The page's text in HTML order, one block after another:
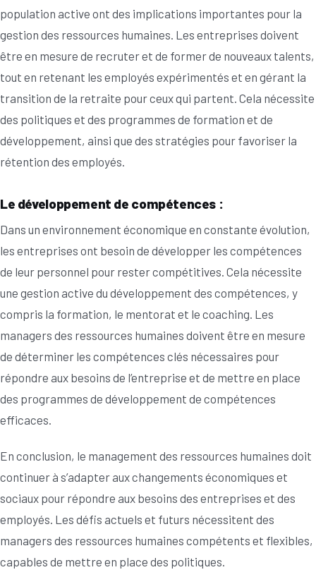
population active ont des implications importantes pour la
gestion des ressources humaines. Les entreprises doivent
être en mesure de recruter et de former de nouveaux talents,
tout en retenant les employés expérimentés et en gérant la
transition de la retraite pour ceux qui partent. Cela nécessite
des politiques et des programmes de formation et de
développement, ainsi que des stratégies pour favoriser la
rétention des employés.
Le développement de compétences :
Dans un environnement économique en constante évolution,
les entreprises ont besoin de développer les compétences
de leur personnel pour rester compétitives. Cela nécessite
une gestion active du développement des compétences, y
compris la formation, le mentorat et le coaching. Les
managers des ressources humaines doivent être en mesure
de déterminer les compétences clés nécessaires pour
répondre aux besoins de l’entreprise et de mettre en place
des programmes de développement de compétences
efficaces.
En conclusion, le management des ressources humaines doit
continuer à s’adapter aux changements économiques et
sociaux pour répondre aux besoins des entreprises et des
employés. Les défis actuels et futurs nécessitent des
managers des ressources humaines compétents et flexibles,
capables de mettre en place des politiques.